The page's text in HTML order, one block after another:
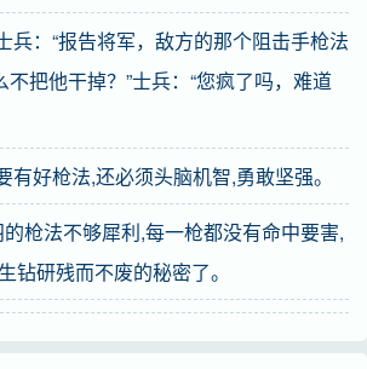
兵：“报告将军，敌方的那个阻击手枪法
不把他干掉？”士兵：“您疯了吗，难道
有好枪法,还必须头脑机智,勇敢坚强。
枪法不够犀利,每一枪都没有命中要害,
钻研残而不废的秘密了。